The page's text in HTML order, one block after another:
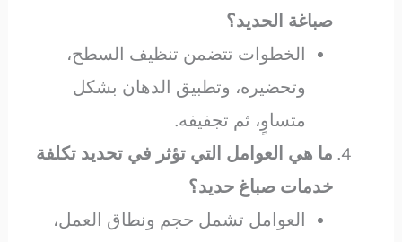
صباغة الحديد؟
الخطوات تتضمن تنظيف السطح،
وتحضيره، وتطبيق الدهان بشكل
متساوٍ، ثم تجفيفه.
ما هي العوامل التي تؤثر في تحديد تكلفة
خدمات صباغ حديد؟
العوامل تشمل حجم ونطاق العمل،